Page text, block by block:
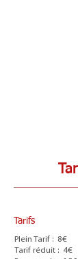
Tarifs
Plein Tarif : 8€
Tarif réduit : 4€